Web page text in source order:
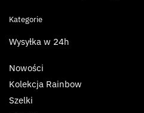
Kategorie
Wysyłka w 24h
Nowości
Kolekcja Rainbow
Szelki